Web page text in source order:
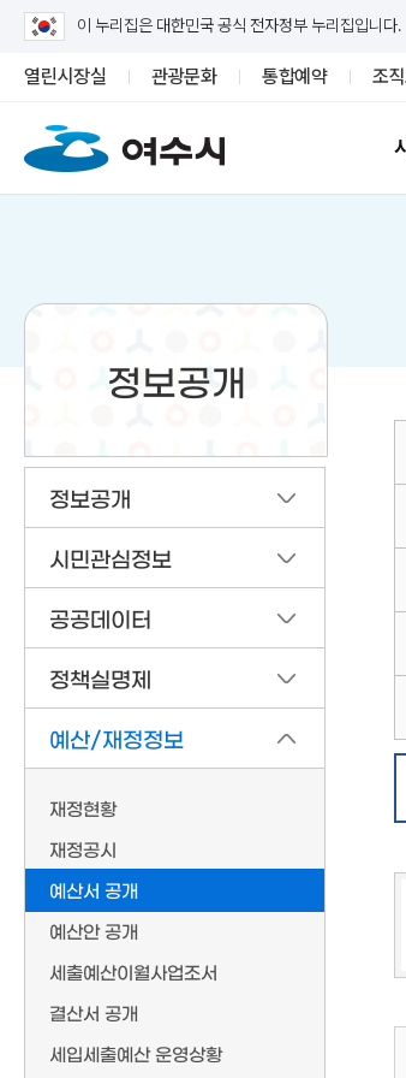
이 누리집은 대한민국 공식 전자정부 누리집입니다.
열린시장실 관광문화 통합예약 조
정보공개
정보공개
시민관심정보
공공데이터
정책실명제
예산/재정정보
재정현황
재정공시
예산서 공개
예산안 공개
세출예산이월사업조서
결산서 공개
세입세출예산 운영상황